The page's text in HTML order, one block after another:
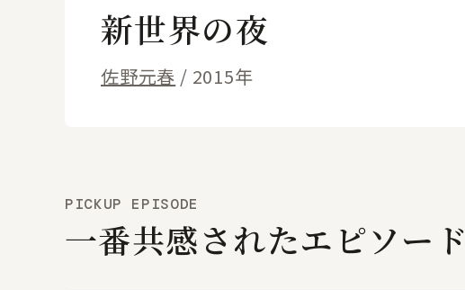
新世界の夜
佐野元春 / 2015年
PICKUP EPISODE
一番共感されたエピソード